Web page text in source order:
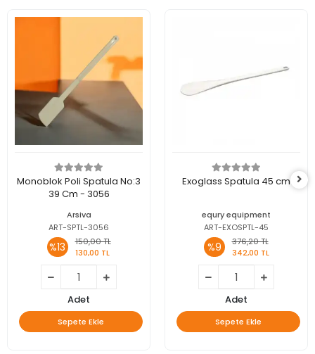
Monoblok Poli Spatula No:3
39 Cm - 3056
Arsiva
ART-SPTL-3056
%13
150,00 TL
130,00 TL
Adet
Sepete Ekle
Exoglass Spatula 45 cm
equry equipment
ART-EXOSPTL-45
%9
376,20 TL
342,00 TL
Adet
Sepete Ekle